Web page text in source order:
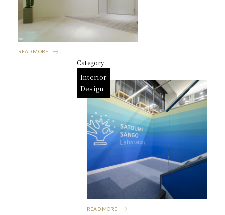
READ MORE
Category
Interior
Design
READ MORE